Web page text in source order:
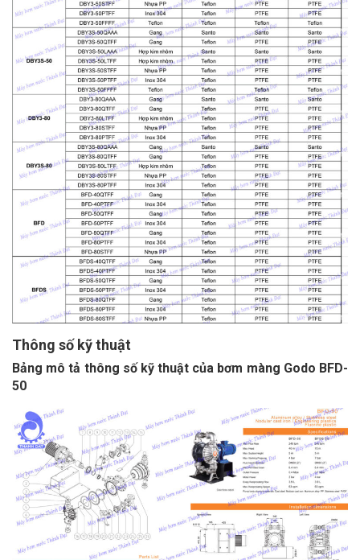
Thông số kỹ thuật
Bảng mô tả thông số kỹ thuật của bơm màng Godo BFD-
50